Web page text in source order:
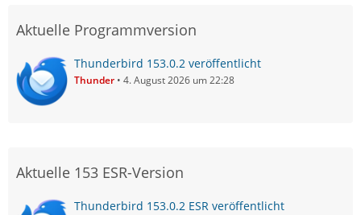
Aktuelle Programmversion
Thunderbird 153.0.2 veröffentlicht
Thunder 4. August 2026 um 22:28
Aktuelle 153 ESR-Version
Thunderbird 153.0.2 ESR veröffentlicht